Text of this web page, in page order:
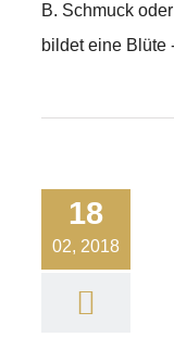
B. Schmuck
bildet eine Blüte
18
02, 2018